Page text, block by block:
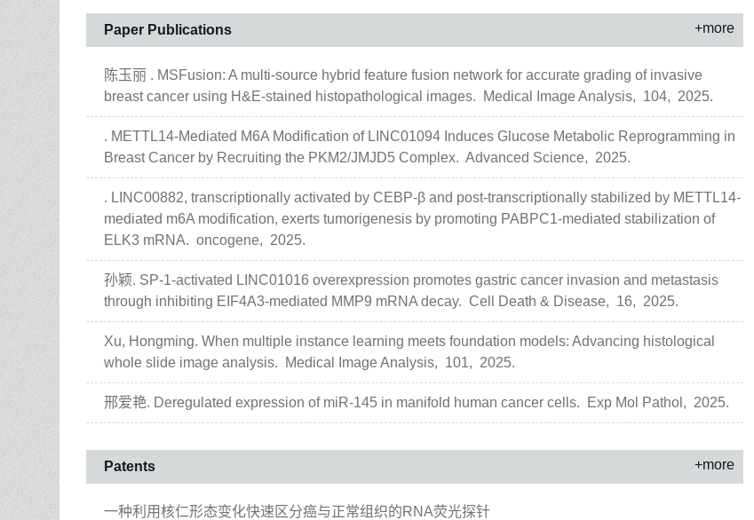
Paper Publications +more
陈玉丽 . MSFusion: A multi-source hybrid feature fusion network for accurate grading of invasive
breast cancer using H&E-stained histopathological images.
Medical Image Analysis, 104, 2025.
. METTL14-Mediated M6A Modification of LINC01094 Induces Glucose Metabolic Reprogramming in
Breast Cancer by Recruiting the PKM2/JMJD5 Complex. Advanced Science, 2025.
. LINC00882, transcriptionally activated by CEBP-β and post-transcriptionally stabilized by METTL14-
mediated m6A modification, exerts tumorigenesis by promoting PABPC1-mediated stabilization of
ELK3 mRNA. oncogene, 2025.
孙颖. SP-1-activated LINC01016 overexpression promotes gastric cancer invasion and metastasis
through inhibiting EIF4A3-mediated MMP9 mRNA decay. Cell Death & Disease, 16, 2025.
Xu, Hongming. When multiple instance learning meets foundation models: Advancing histological
whole slide image analysis.
Medical Image Analysis, 101, 2025.
邢爱艳. Deregulated expression of miR-145 in manifold human cancer cells. Exp Mol Pathol, 2025.
Patents +more
一种利用核仁形态变化快速区分癌与正常组织的RNA荧光探针